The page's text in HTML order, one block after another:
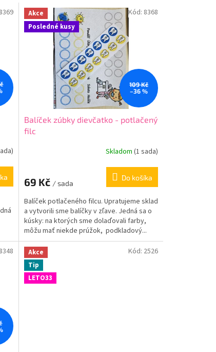
)
8369
Akce
Posledné kusy
109 Kč
–36 %
Balíček zúbky dievčatko - potlačený
filc
Skladom (1 sada)
69 Kč / sada
Do košíka
Balíček potlačeného filcu. Upratujeme sklad
a vytvorili sme balíčky v zľave. Jedná sa o
kúsky: na ktorých sme dolaďovali farby,
môžu mať niekde prúžok, podkladový...
Kód: 8368
8348
Akce
Tip
LETO33
Kód: 2526